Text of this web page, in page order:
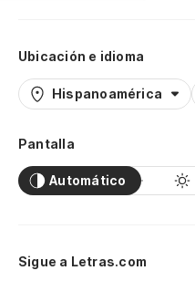
Ubicación e idioma
Hispanoamérica
Pantalla
Automático
Sigue a Letras.com